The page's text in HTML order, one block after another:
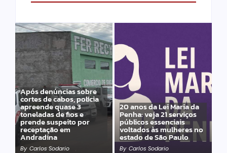
Após denúncias sobre
cortes de cabos, polícia
apreende quase 3
toneladas de fios e
prende suspeito por
receptação em
Andradina
By Carlos Sodario
20 anos da Lei Maria da
Penha: veja 21 serviços
públicos essenciais
voltados às mulheres no
estado de São Paulo
By Carlos Sodario